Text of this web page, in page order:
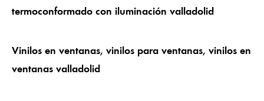
termoconformado con iluminación valladolid
Vinilos en ventanas, vinilos para ventanas, vinilos en
ventanas valladolid